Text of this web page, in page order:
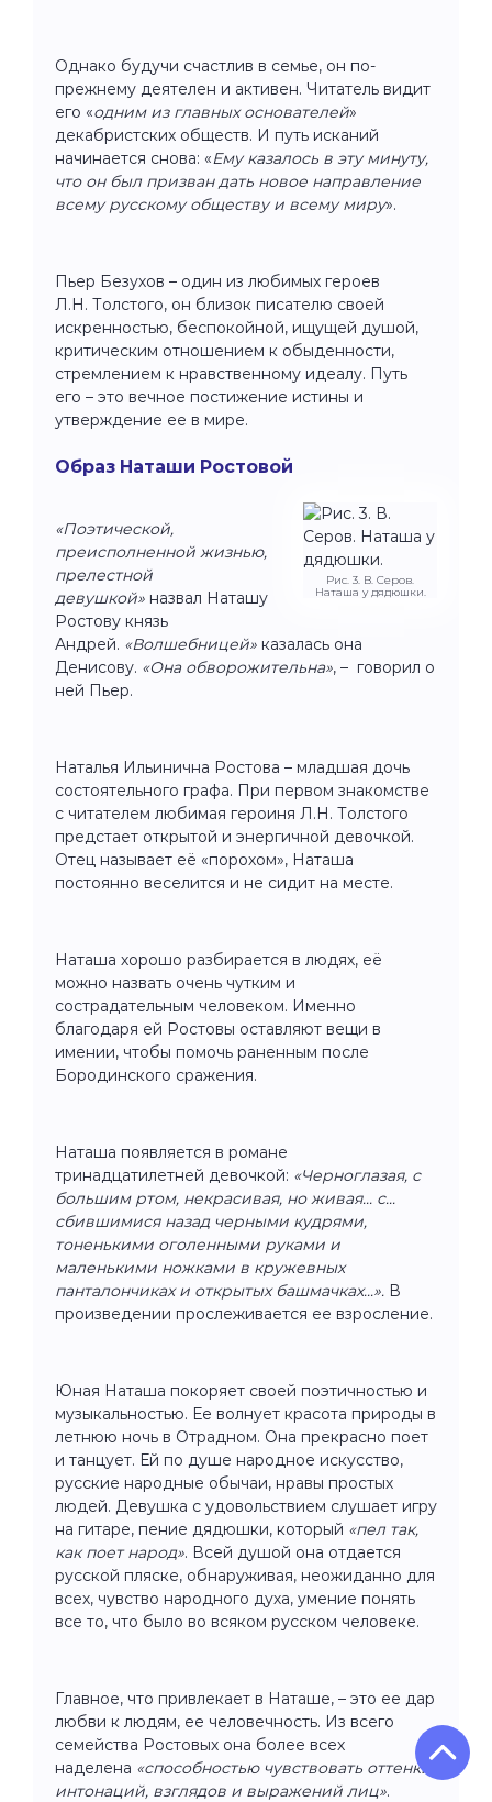
Однако будучи счастлив в семье, он по-
прежнему деятелен и активен. Читатель видит
его «одним из главных основателей»
декабристских обществ. И путь исканий
начинается снова: «Ему казалось в эту минуту,
что он был призван дать новое направление
всему русскому обществу и всему миру».
Пьер Безухов – один из любимых героев
Л.Н. Толстого, он близок писателю своей
искренностью, беспокойной, ищущей душой,
критическим отношением к обыденности,
стремлением к нравственному идеалу. Путь
его – это вечное постижение истины и
утверждение ее в мире.
Образ Наташи Ростовой
Рис. 3. В. Серов.
Наташа у дядюшки.
«Поэтической,
преисполненной жизнью,
прелестной
девушкой» назвал Наташу
Ростову князь
Андрей. «Волшебницей» казалась она
Денисову. «Она обворожительна», – говорил о
ней Пьер.
Наталья Ильинична Ростова – младшая дочь
состоятельного графа. При первом знакомстве
с читателем любимая героиня Л.Н. Толстого
предстает открытой и энергичной девочкой.
Отец называет её «порохом», Наташа
постоянно веселится и не сидит на месте.
Наташа хорошо разбирается в людях, её
можно назвать очень чутким и
сострадательным человеком. Именно
благодаря ей Ростовы оставляют вещи в
имении, чтобы помочь раненным после
Бородинского сражения.
Наташа появляется в романе
тринадцатилетней девочкой: «Черноглазая, с
большим ртом, некрасивая, но живая... с...
сбившимися назад черными кудрями,
тоненькими оголенными руками и
маленькими ножками в кружевных
панталончиках и открытых башмачках...». В
произведении прослеживается ее взросление.
Юная Наташа покоряет своей поэтичностью и
музыкальностью. Ее волнует красота природы в
летнюю ночь в Отрадном. Она прекрасно поет
и танцует. Ей по душе народное искусство,
русские народные обычаи, нравы простых
людей. Девушка с удовольствием слушает игру
на гитаре, пение дядюшки, который «пел так,
как поет народ». Всей душой она отдается
русской пляске, обнаруживая, неожиданно для
всех, чувство народного духа, умение понять
все то, что было во всяком русском человеке.
Главное, что привлекает в Наташе, – это ее дар
любви к людям, ее человечность. Из всего
семейства Ростовых она более всех
наделена «способностью чувствовать оттенки
интонаций, взглядов и выражений лиц».